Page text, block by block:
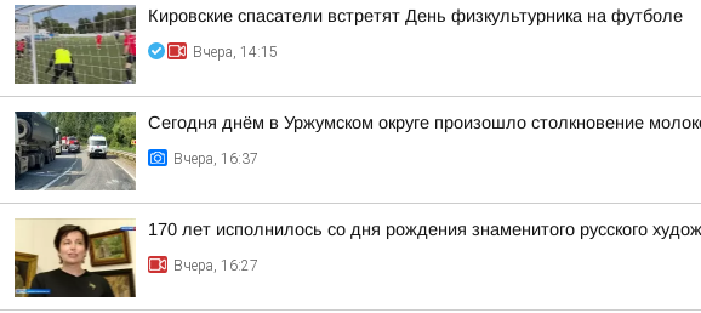
Кировские спасатели встретят День физкультурника на футболе
Вчера, 14:15
Сегодня днём в Уржумском округе произошло столкновение
Вчера, 16:37
170 лет исполнилось со дня рождения знаменитого русского
Вчера, 16:27